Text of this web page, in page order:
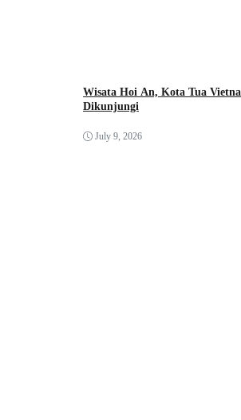
Wisata Hoi An, Kota Tua
Dikunjungi
July 9, 2026